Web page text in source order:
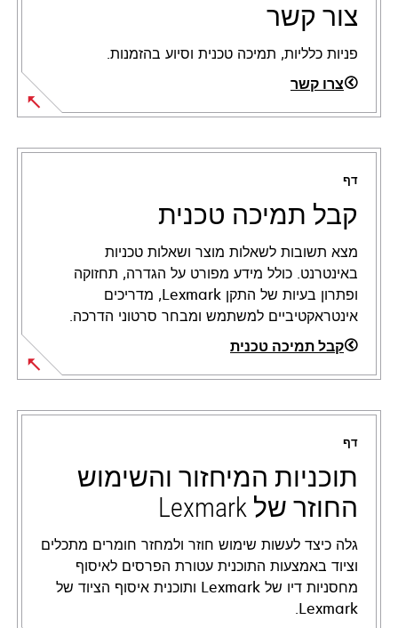
צור קשר
פניות כלליות, תמיכה טכנית וסיוע בהזמנות.
צרו קשר
דף
קבל תמיכה טכנית
מצא תשובות לשאלות מוצר ושאלות טכניות
באינטרנט. כולל מידע מפורט על הגדרה, תחזוקה
ופתרון בעיות של התקן Lexmark, מדריכים
אינטראקטיביים למשתמש ומבחר סרטוני הדרכה.
קבל תמיכה טכנית
opens
in
new
tab
דף
תוכניות המיחזור והשימוש
החוזר של Lexmark
גלה כיצד לעשות שימוש חוזר ולמחזר חומרים מתכלים
וציוד באמצעות התוכנית עטורת הפרסים לאיסוף
מחסניות דיו של Lexmark ותוכנית איסוף הציוד של
Lexmark.